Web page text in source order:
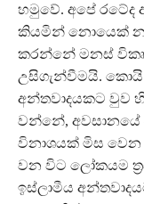
හමුවේ. අපේ
කියමින් නොයෙක්
කරන්නේ මනස්
උසිගැන්වීමයි. කොයි
අන්තවාදයකට වුව
වන්නේ, අවසානයේ
විනාශයක් මිස වෙන
වන විට ලෝකයම
ඉස්ලාමීය